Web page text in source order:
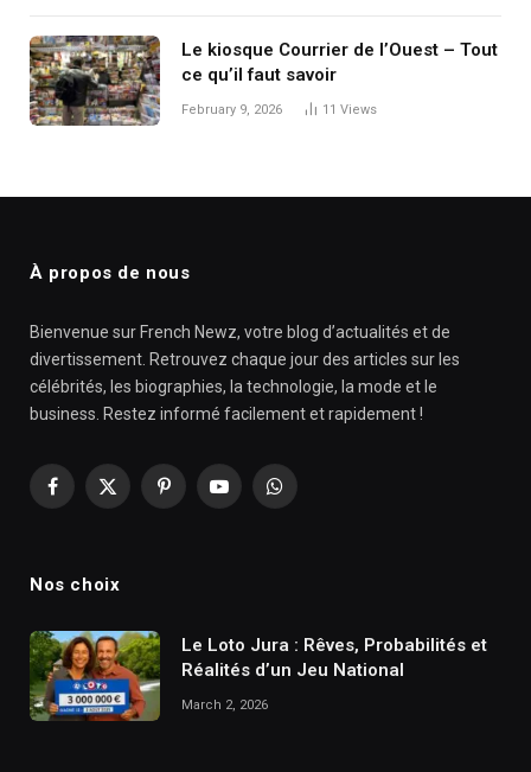
Le kiosque Courrier de l’Ouest – Tout
ce qu’il faut savoir
February 9, 2026 11 Views
À propos de nous
Bienvenue sur French Newz, votre blog d’actualités et de
divertissement. Retrouvez chaque jour des articles sur les
célébrités, les biographies, la technologie, la mode et le
business. Restez informé facilement et rapidement !
Facebook
X
PinterestYouTubeWhatsApp
Nos choix
Le Loto Jura : Rêves, Probabilités et
Réalités d’un Jeu National
March 2, 2026